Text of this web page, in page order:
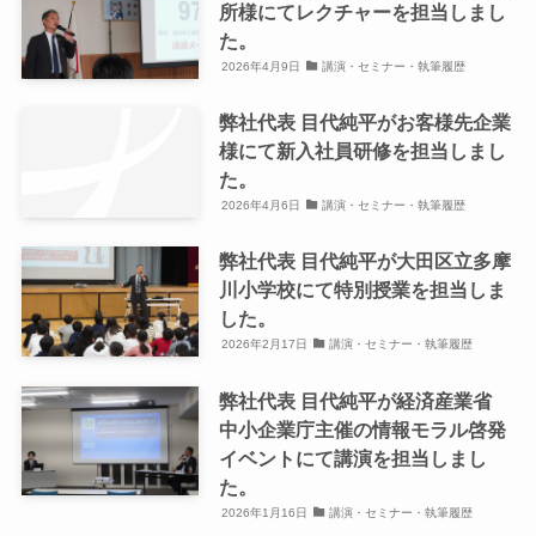
所様にてレクチャーを担当しまし
た。
2026年4月9日 講演・セミナー・執筆履歴
弊社代表 目代純平がお客様先企業
様にて新入社員研修を担当しまし
た。
2026年4月6日 講演・セミナー・執筆履歴
弊社代表 目代純平が大田区立多摩
川小学校にて特別授業を担当しま
した。
2026年2月17日 講演・セミナー・執筆履歴
弊社代表 目代純平が経済産業省
中小企業庁主催の情報モラル啓発
イベントにて講演を担当しまし
た。
2026年1月16日 講演・セミナー・執筆履歴